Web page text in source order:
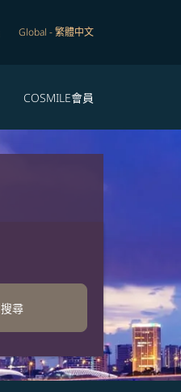
Global -繁體中文
COSMILE會員
搜尋